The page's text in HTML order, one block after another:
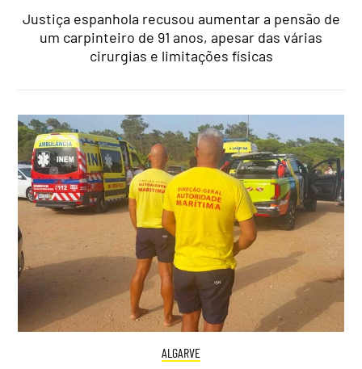
Justiça espanhola recusou aumentar a pensão de
um carpinteiro de 91 anos, apesar das várias
cirurgias e limitações físicas
ALGARVE